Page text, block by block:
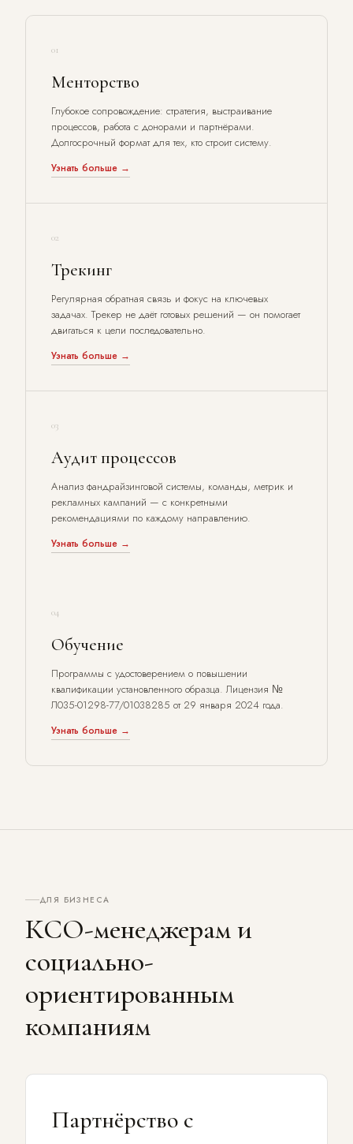
01
Менторство
Глубокое сопровождение: стратегия, выстраивание
процессов, работа с донорами и партнёрами.
Долгосрочный формат для тех, кто строит систему.
Узнать больше →
02
Трекинг
Регулярная обратная связь и фокус на ключевых
задачах. Трекер не даёт готовых решений — он помогает
двигаться к цели последовательно.
Узнать больше →
03
Аудит процессов
Анализ фандрайзинговой системы, команды, метрик и
рекламных кампаний — с конкретными
рекомендациями по каждому направлению.
Узнать больше →
04
Обучение
Программы с удостоверением о повышении
квалификации установленного образца. Лицензия №
Л035-01298-77/01038285 от 29 января 2024 года.
Узнать больше →
ДЛЯ БИЗНЕСА
КСО-менеджерам и
социально-
ориентированным
компаниям
Партнёрство с